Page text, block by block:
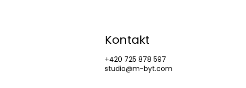
Kontakt
+420 725 878 597
studio@m-byt.com